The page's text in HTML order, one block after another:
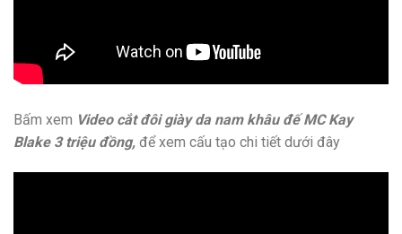
Bấm xem Video cắt đôi giày da nam khâu đế MC Kay
Blake 3 triệu đồng, để xem cấu tạo chi tiết dưới đây